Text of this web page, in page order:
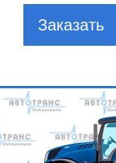
Заказать